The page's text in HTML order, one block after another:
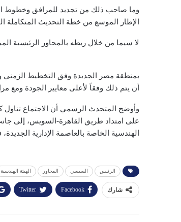
وما صاحب ذلك من تجديد للمرافق وخطوط
الإطار الموسع من خطة التحديث المتكاملة
لا سيما من خلال ربطه بالمحاور الرئيسية
بمنطقة مصر الجديدة وفق التخطيط الزمني
أن يتم ذلك وفقاً لأعلى معايير الجودة ومع
وأوضح المتحدث الرسمي أن الاجتماع تناول
على امتداد طريق القاهرة-السويس، إلى
الهندسية الخاصة بالعاصمة الإدارية
الرئيس السيسي المحاور الهيئة الهندسية
شارك Facebook
Twitter